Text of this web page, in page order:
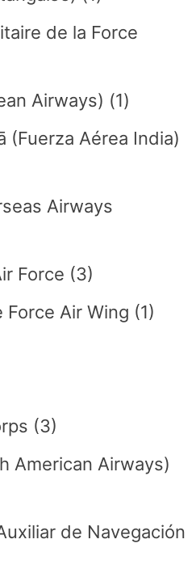
de la Force
Airways) (1)
(Fuerza Aérea India)
Airways
Force (3)
Force Air Wing (1)
(3)
American Airways)
de Navegación